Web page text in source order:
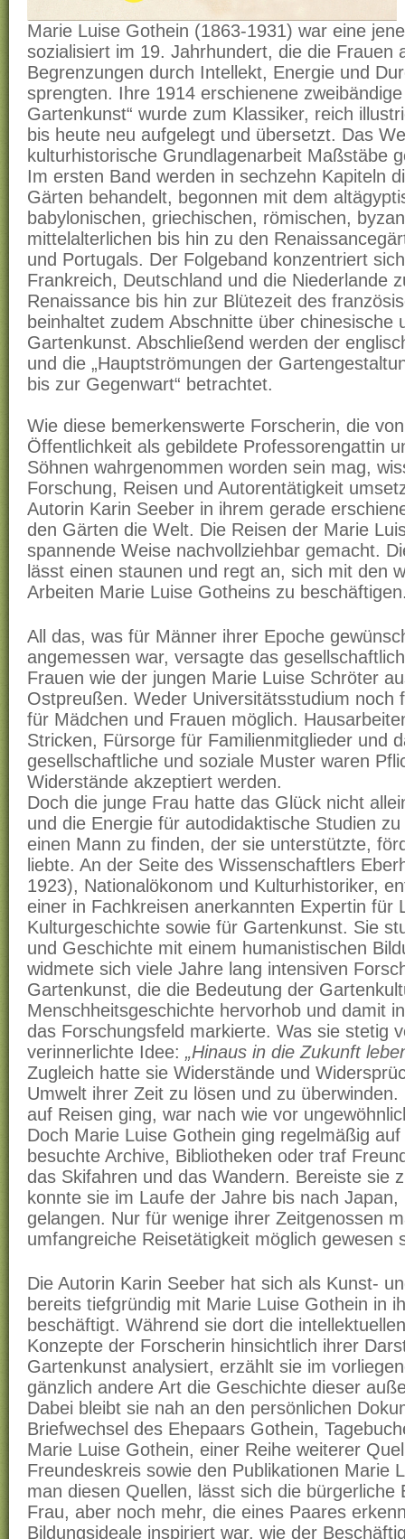
Marie Luise Gothein (1863-1931) war eine
sozialisiert im 19. Jahrhundert, die die Frauen
Begrenzungen durch Intellekt, Energie und
sprengten. Ihre 1914 erschienene
Gartenkunst“ wurde zum Klassiker, reich
bis heute neu aufgelegt und übersetzt. Das
kulturhistorische Grundlagenarbeit Maßstäbe
Im ersten Band werden in sechzehn Kapiteln
Gärten behandelt, begonnen mit dem
babylonischen, griechischen, römischen,
mittelalterlichen bis hin zu den
und Portugals. Der Folgeband konzentriert
Frankreich, Deutschland und die Niederlande
Renaissance bis hin zur Blütezeit des
beinhaltet zudem Abschnitte über chinesische
Gartenkunst. Abschließend werden der
und die „Hauptströmungen der
bis zur Gegenwart“ betrachtet.
Wie diese bemerkenswerte Forscherin, die
Öffentlichkeit als gebildete Professorengattin
Söhnen wahrgenommen worden sein mag,
Forschung, Reisen und Autorentätigkeit
Autorin Karin Seeber in ihrem gerade
den Gärten die Welt. Die Reisen der Marie
spannende Weise nachvollziehbar gemacht.
lässt einen staunen und regt an, sich mit den
Arbeiten Marie Luise Gotheins zu
All das, was für Männer ihrer Epoche
angemessen war, versagte das
Frauen wie der jungen Marie Luise Schröter
Ostpreußen. Weder Universitätsstudium noch
für Mädchen und Frauen möglich.
Stricken, Fürsorge für Familienmitglieder und
gesellschaftliche und soziale Muster waren
Widerstände akzeptiert werden.
Doch die junge Frau hatte das Glück nicht
und die Energie für autodidaktische Studien
einen Mann zu finden, der sie unterstützte,
liebte. An der Seite des Wissenschaftlers
1923), Nationalökonom und Kulturhistoriker,
einer in Fachkreisen anerkannten Expertin für
Kulturgeschichte sowie für Gartenkunst. Sie
und Geschichte mit einem humanistischen
widmete sich viele Jahre lang intensiven
Gartenkunst, die die Bedeutung der
Menschheitsgeschichte hervorhob und damit
das Forschungsfeld markierte. Was sie stetig
verinnerlichte Idee: „Hinaus in die Zukunft
Zugleich hatte sie Widerstände und
Umwelt ihrer Zeit zu lösen und zu
auf Reisen ging, war nach wie vor
Doch Marie Luise Gothein ging regelmäßig
besuchte Archive, Bibliotheken oder traf
das Skifahren und das Wandern. Bereiste sie
konnte sie im Laufe der Jahre bis nach Japan,
gelangen. Nur für wenige ihrer Zeitgenossen
umfangreiche Reisetätigkeit möglich gewesen
Die Autorin Karin Seeber hat sich als Kunst-
bereits tiefgründig mit Marie Luise Gothein in
beschäftigt. Während sie dort die
Konzepte der Forscherin hinsichtlich ihrer
Gartenkunst analysiert, erzählt sie im
gänzlich andere Art die Geschichte dieser
Dabei bleibt sie nah an den persönlichen
Briefwechsel des Ehepaars Gothein,
Marie Luise Gothein, einer Reihe weiterer
Freundeskreis sowie den Publikationen Marie
man diesen Quellen, lässt sich die bürgerliche
Frau, aber noch mehr, die eines Paares
Bildungsideale inspiriert war, wie der